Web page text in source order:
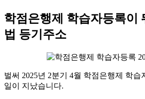
학점은행제 학습자등록이
법 등기주소
벌써 2025년 2분기 4월 학점은행제 학습
일이 지났습니다.